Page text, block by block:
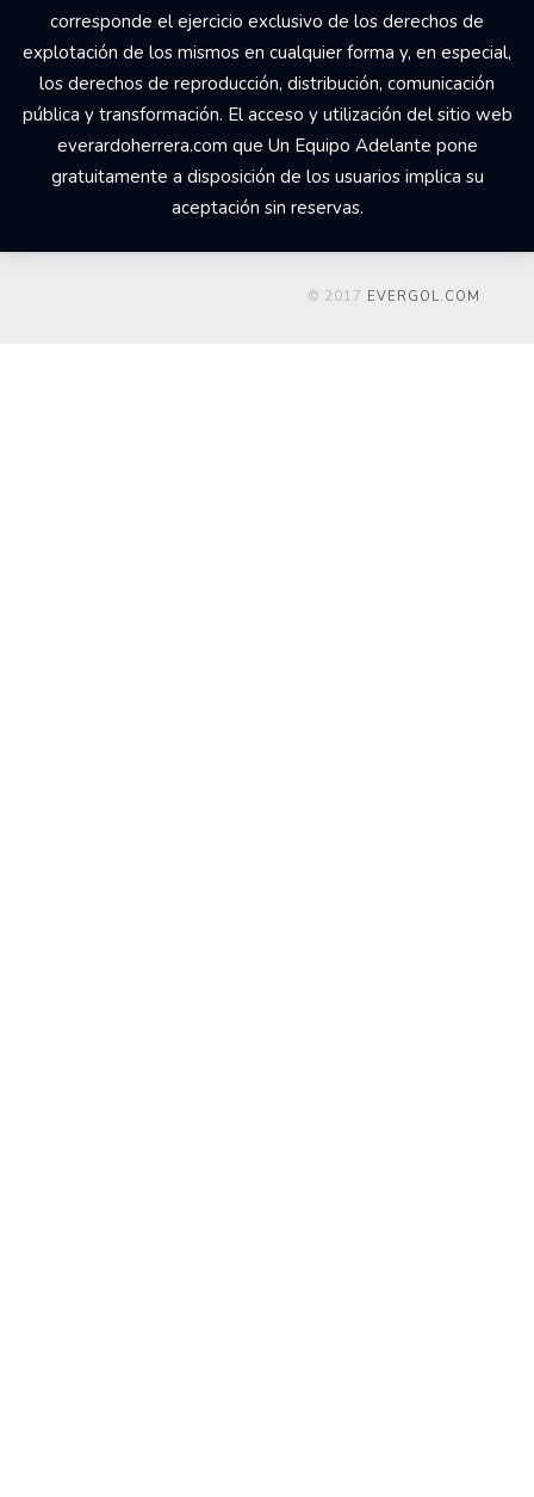
corresponde el ejercicio exclusivo de los derechos de
explotación de los mismos en cualquier forma y, en especial,
los derechos de reproducción, distribución, comunicación
pública y transformación. El acceso y utilización del sitio web
everardoherrera.com que Un Equipo Adelante pone
gratuitamente a disposición de los usuarios implica su
aceptación sin reservas.
© 2017 EVERGOL.COM